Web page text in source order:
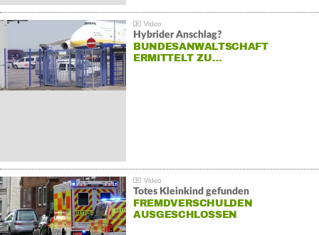
Hybrider Anschlag?
BUNDESANWALTSCHAFT
ERMITTELT ZU…
Totes Kleinkind gefunden
FREMDVERSCHULDEN
AUSGESCHLOSSEN